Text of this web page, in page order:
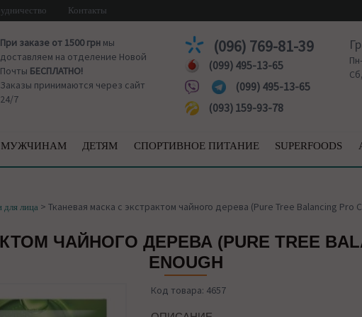
Контакты
При заказе от 1500 грнмы
доставляем на отделение Новой
Почты БЕСПЛАТНО!
Заказы принимаются через сайт
24/7
(096) 769-81-39
(099) 495-13-65
(099) 495-13-65
(093) 159-93-78
МУЖЧИНАМ ДЕТЯМ СПОРТИВНОЕ ПИТАНИЕ SUPERFOODS
для лица > Тканевая маска с экстрактом чайного дерева (Pure Tree Balancing Pro
ЧАЙНОГО ДЕРЕВА (PURE TREE
ENOUGH
Код товара: 4657